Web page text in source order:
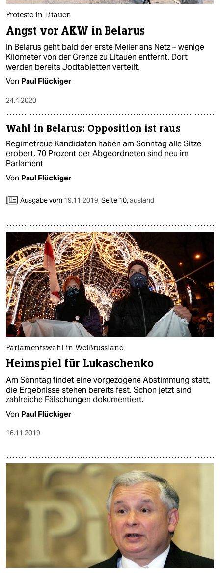
Proteste in Litauen
Angst vor AKW in Belarus
In Belarus geht bald der erste Meiler ans Netz – wenige
Kilometer von der Grenze zu Litauen entfernt. Dort
werden bereits Jodtabletten verteilt.
Von Paul Flückiger
24.4.2020
Wahl in Belarus: Opposition ist raus
Regimetreue Kandidaten haben am Sonntag alle Sitze
erobert. 70 Prozent der Abgeordneten sind neu im
Parlament
Von Paul Flückiger
Ausgabe vom 19.11.2019,Seite 10,ausland
Parlamentswahl in Weißrussland
Heimspiel für Lukaschenko
Am Sonntag findet eine vorgezogene Abstimmung statt,
die Ergebnisse stehen bereits fest. Schon jetzt sind
zahlreiche Fälschungen dokumentiert.
Von Paul Flückiger
16.11.2019